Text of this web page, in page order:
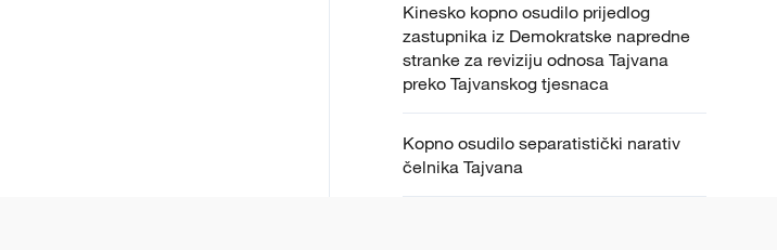
Kinesko kopno osudilo prijedlog
zastupnika iz Demokratske napredne
stranke za reviziju odnosa Tajvana
preko Tajvanskog tjesnaca
Kopno osudilo separatistički narativ
čelnika Tajvana